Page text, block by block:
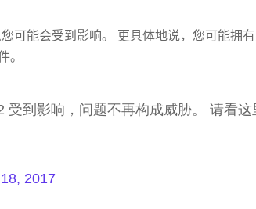
可能会受到影响。 更具体地说，您可能拥
。
到影响，问题不再构成威胁。 请看这
2017